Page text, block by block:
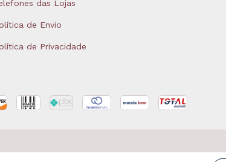
das Lojas
de Envio
de Privacidade